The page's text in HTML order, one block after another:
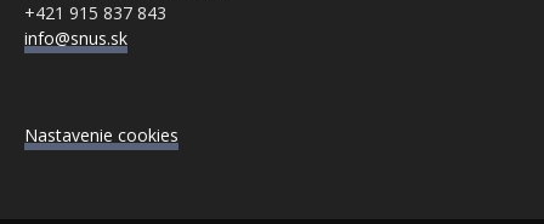
+421 915 837 843
info@snus.sk
Nastavenie cookies